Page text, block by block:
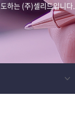
하는 (주)셀리드입니다.